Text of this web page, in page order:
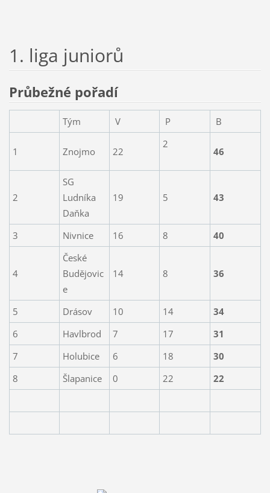
1. liga juniorů
Průbežné pořadí
Tým V P B
1 Znojmo 22
2
46
2
SG
Ludníka
Daňka
19 5 43
3 Nivnice 16 8 40
4
České
Budějovic
e
14 8 36
5 Drásov 10 14
34
6
Havlbrod 7 17
31
7
Holubice 6 18
30
8
Šlapanice 0 22 22